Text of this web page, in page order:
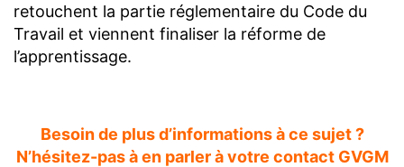
retouchent la partie réglementaire du Code du
Travail et viennent finaliser la réforme de
l’apprentissage.
Besoin de plus d’informations à ce sujet ?
N’hésitez-pas à en parler à votre contact GVGM